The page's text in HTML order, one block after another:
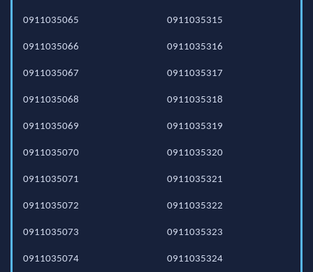
0911035065
0911035066
0911035067
0911035068
0911035069
0911035070
0911035071
0911035072
0911035073
0911035074
0911035315
0911035316
0911035317
0911035318
0911035319
0911035320
0911035321
0911035322
0911035323
0911035324